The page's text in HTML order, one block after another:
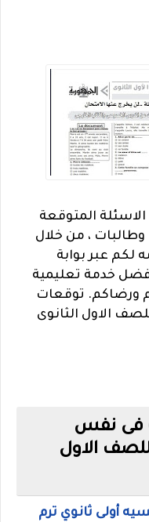
المتوقعة
، من خلال
لكم عبر بوابة
خدمة تعليمية
ورضاكم. توقعات
الاول الثانوى
فى نفس
الاول
أولى ثانوي ترم